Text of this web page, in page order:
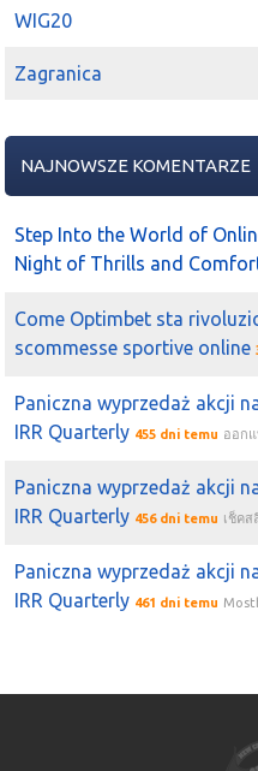
WIG20
Zagranica
NAJNOWSZE KOMENTARZE
Step Into the World of
Night of Thrills and
Come Optimbet sta
scommesse sportive online
Paniczna wyprzedaż akcji
IRR Quarterly 455 dni temu ออก
Paniczna wyprzedaż akcji
IRR Quarterly 456 dni temu เช็คส
Paniczna wyprzedaż akcji
IRR Quarterly 461 dni temu